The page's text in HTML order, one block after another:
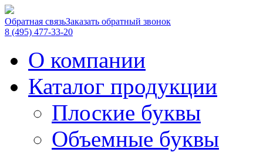
Обратная связьЗаказать обратный звонок
8 (495) 477-33-20
О компании
Каталог продукции
Плоские буквы
Объемные буквы